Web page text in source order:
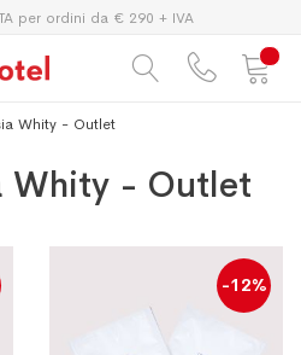
per ordini da € 290 + IVA
Whity - Outlet
Whity - Outlet
-12%